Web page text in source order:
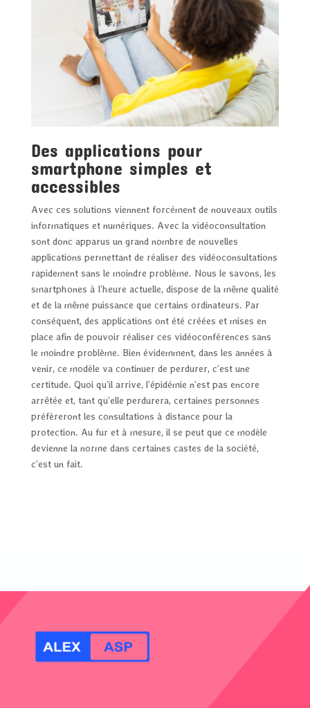
Des applications pour
smartphone simples et
accessibles
Avec ces solutions viennent forcément de nouveaux outils
informatiques et numériques. Avec la vidéoconsultation
sont donc apparus un grand nombre de nouvelles
applications permettant de réaliser des vidéoconsultations
rapidement sans le moindre problème. Nous le savons, les
smartphones à l’heure actuelle, dispose de la même qualité
et de la même puissance que certains ordinateurs. Par
conséquent, des applications ont été créées et mises en
place afin de pouvoir réaliser ces vidéoconférences sans
le moindre problème. Bien évidemment, dans les années à
venir, ce modèle va continuer de perdurer, c’est une
certitude. Quoi qu’il arrive, l’épidémie n’est pas encore
arrêtée et, tant qu’elle perdurera, certaines personnes
préfèreront les consultations à distance pour la
protection. Au fur et à mesure, il se peut que ce modèle
devienne la norme dans certaines castes de la société,
c’est un fait.